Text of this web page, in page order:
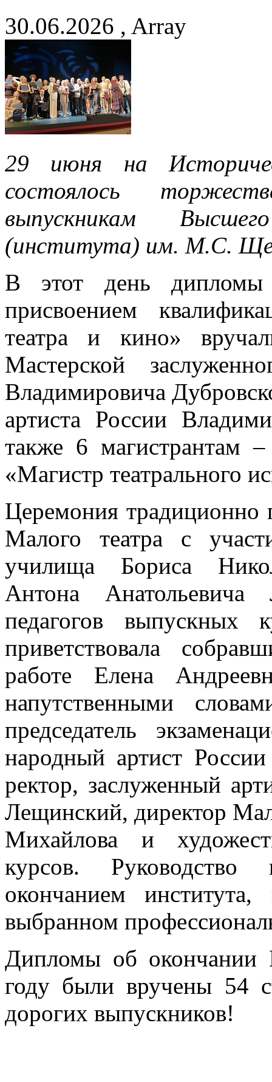
30.06.2026 , Array
29 июня на
состоялось
выпускникам
(института) им. М.С.
В этот день дипломы
присвоением
театра и кино»
Мастерской
Владимировича
артиста России
также 6 магистрантам
«Магистр театрального
Церемония традиционно
Малого театра с
училища Бориса
Антона Анатольевича
педагогов выпускных
приветствовала
работе Елена
напутственными
председатель
народный артист
ректор, заслуженный
Лещинский, директор
Михайлова и
курсов. Руководство
окончанием
выбранном
Дипломы об окончании
году были вручены 54
дорогих выпускников!